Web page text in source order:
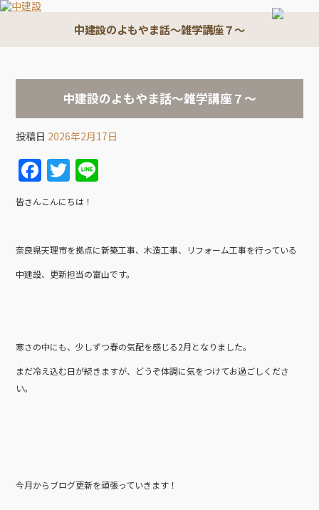
中建設のよもやま話～雑学講座７～
中建設のよもやま話～雑学講座７～
投稿日 2026年2月17日
F
a
c
e
b
o
T
w
itt
er
皆さんこんにちは！
奈良県天理市を拠点に新築工事、木造工事、リフォーム工事を行っている
中建設、更新担当の富山です。
寒さの中にも、少しずつ春の気配を感じる2月となりました。
まだ冷え込む日が続きますが、どうぞ体調に気をつけてお過ごしくださ
い。
今月からブログ更新を頑張っていきます！